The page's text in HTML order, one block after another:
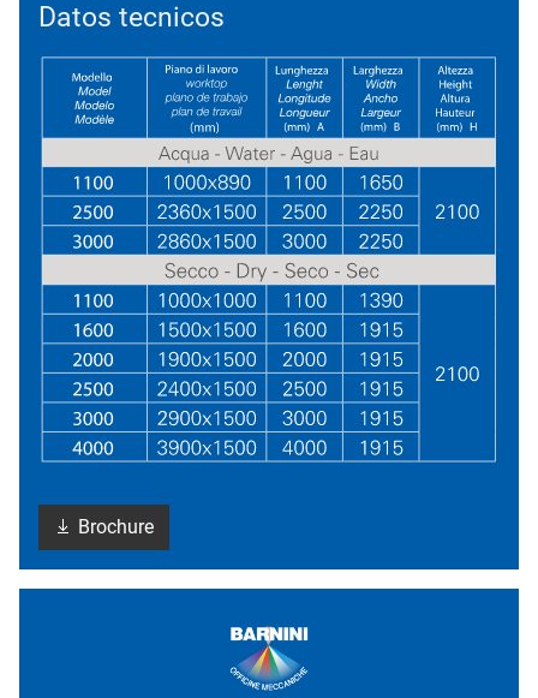
Datos tecnicos
Brochure